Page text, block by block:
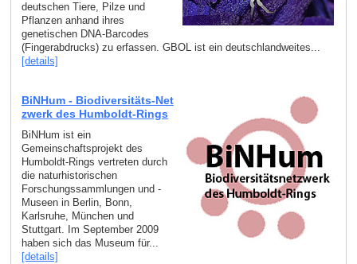
deutschen Tiere, Pilze und
Pflanzen anhand ihres
genetischen DNA-Barcodes
(Fingerabdrucks) zu erfassen. GBOL ist ein deutschlandweites...
[details]
BiNHum - Biodiversitäts-Net
zwerk des Humboldt-Rings
BiNHum ist ein
Gemeinschaftsprojekt des
Humboldt-Rings vertreten durch
die naturhistorischen
Forschungssammlungen und -
Museen in Berlin, Bonn,
Karlsruhe, München und
Stuttgart. Im September 2009
haben sich das Museum für...
[details]